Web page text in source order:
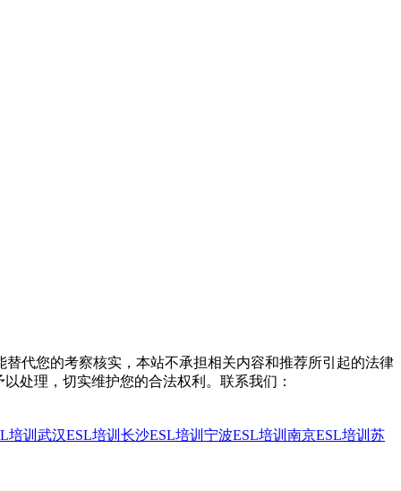
代您的考察核实，本站不承担相关内容和推荐所引起的法律
处理，切实维护您的合法权利。联系我们：
培训 武汉ESL培训 长沙ESL培训 宁波ESL培训 南京ESL培训 苏